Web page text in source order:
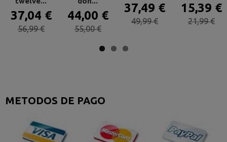
METODOS DE PAGO
37,04 €
56,99 €
44,00 €
55,00 €
37,49 €
49,99 €
15,39 €
21,99 €